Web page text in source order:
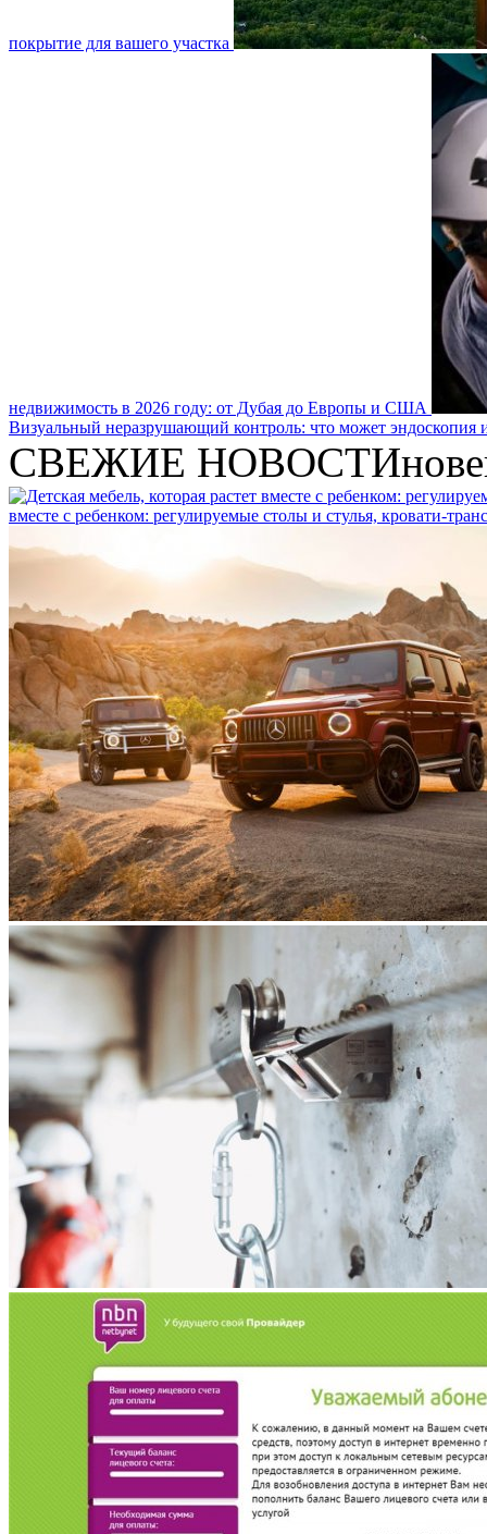
покрытие для вашего участка
недвижимость в 2026 году: от Дубая до Европы и США
Визуальный неразрушающий контроль: что может эндоскопия
СВЕЖИЕ НОВОСТИ
вместе с ребенком: регулируемые столы и стулья, кровати-